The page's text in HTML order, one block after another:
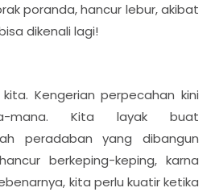
poranda, hancur lebur, akibat
dikenali lagi!
Kengerian perpecahan kini
mana. Kita layak buat
peradaban yang dibangun
berkeping-keping, karna
kita perlu kuatir ketika